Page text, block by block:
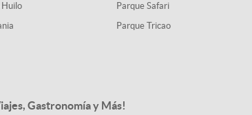
Huilo
Parque Safari
Parque Tricao
Gastronomía y Más!